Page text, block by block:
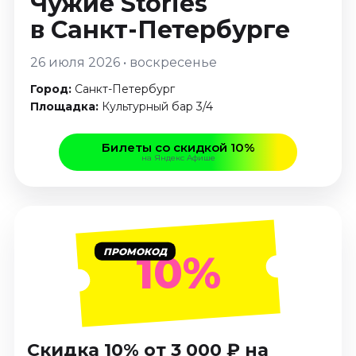
Январь 2027
Стендап
Август 2026
Сентябрь 2026
Октябрь 2026
Декабрь 2026
Январь 2027
Экскурсии
Август 2026
Сентябрь 2026
Октябрь 2026
в Санкт-Петербурге
26 июля 2026 • воскресенье
Город: Санкт-Петербург
Площадка: Культурный бар 3/4
Билеты со скидкой 10%
на Яндекс Афише
ПРОМОКОД10%
Скидка 10% от 3 000 ₽ на